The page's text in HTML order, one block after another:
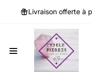
passer Livraison offerte à